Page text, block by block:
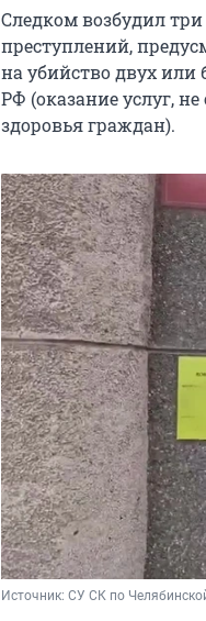
Следком возбудил
преступлений,
на убийство двух или
РФ (оказание услуг,
здоровья граждан).
Источник: СУ СК по